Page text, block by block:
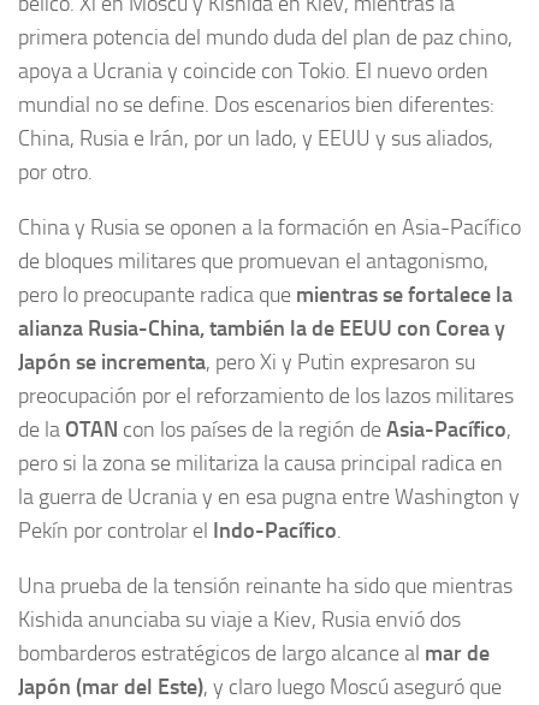
primera potencia del mundo duda del plan de paz chino,
apoya a Ucrania y coincide con Tokio. El nuevo orden
mundial no se define. Dos escenarios bien diferentes:
China, Rusia e Irán, por un lado, y EEUU y sus aliados,
por otro.
China y Rusia se oponen a la formación en Asia-Pacífico
de bloques militares que promuevan el antagonismo,
pero lo preocupante radica que mientras se fortalece la
alianza Rusia-China, también la de EEUU con Corea y
Japón se incrementa, pero Xi y Putin expresaron su
preocupación por el reforzamiento de los lazos militares
de la OTAN con los países de la región deAsia-Pacífico,
pero si la zona se militariza la causa principal radica en
la guerra de Ucrania y en esa pugna entre Washington y
Pekín por controlar el Indo-Pacífico.
Una prueba de la tensión reinante ha sido que mientras
Kishida anunciaba su viaje a Kiev, Rusia envió dos
bombarderos estratégicos de largo alcance al mar de
Japón (mar del Este), y claro luego Moscú aseguró que